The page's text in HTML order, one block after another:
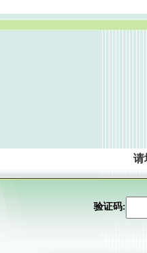
请
验证码: